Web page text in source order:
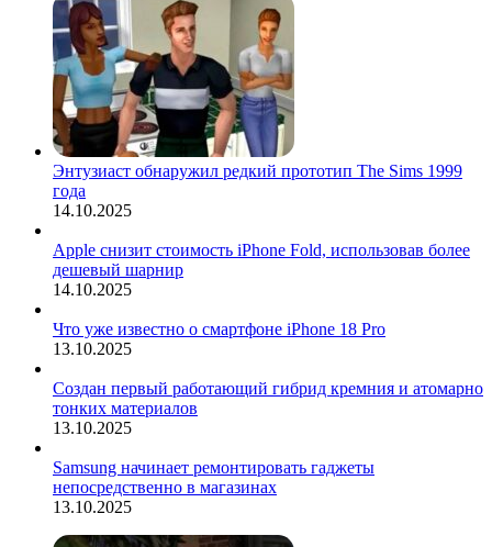
Энтузиаст обнаружил редкий прототип The Sims 1999
года
14.10.2025
Apple снизит стоимость iPhone Fold, использовав более
дешевый шарнир
14.10.2025
Что уже известно о смартфоне iPhone 18 Pro
13.10.2025
Создан первый работающий гибрид кремния и атомарно
тонких материалов
13.10.2025
Samsung начинает ремонтировать гаджеты
непосредственно в магазинах
13.10.2025